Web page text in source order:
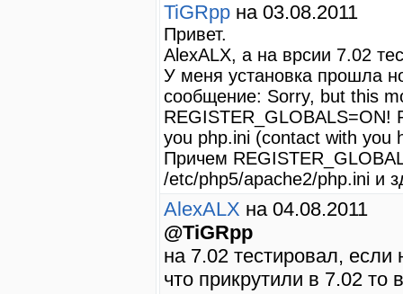
TiGRpp на 03.08.2011
Привет.
AlexALX, а на врсии 7.02
У меня установка прошла
сообщение: Sorry, but this
REGISTER_GLOBALS=ON!
you php.ini (contact with you
Причем
/etc/php5/apache2/php.ini и
AlexALX на 04.08.2011
@TiGRpp
на 7.02 тестировал, если
что прикрутили в 7.02 то